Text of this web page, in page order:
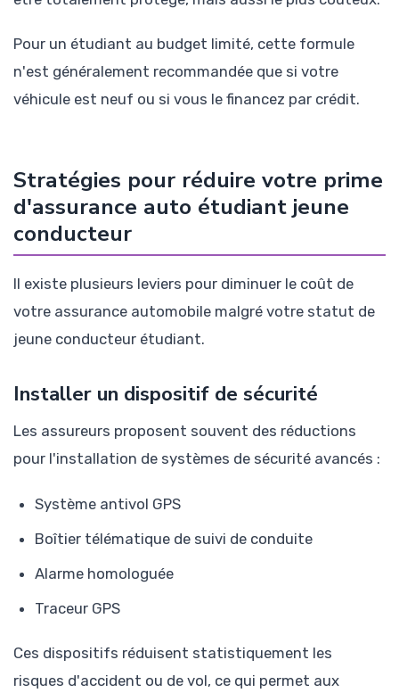
Pour un étudiant au budget limité, cette formule
n'est généralement recommandée que si votre
véhicule est neuf ou si vous le financez par crédit.
Stratégies pour réduire votre prime
d'assurance auto étudiant jeune
conducteur
Il existe plusieurs leviers pour diminuer le coût de
votre assurance automobile malgré votre statut de
jeune conducteur étudiant.
Installer un dispositif de sécurité
Les assureurs proposent souvent des réductions
pour l'installation de systèmes de sécurité avancés :
Système antivol GPS
Boîtier télématique de suivi de conduite
Alarme homologuée
Traceur GPS
Ces dispositifs réduisent statistiquement les
risques d'accident ou de vol, ce qui permet aux